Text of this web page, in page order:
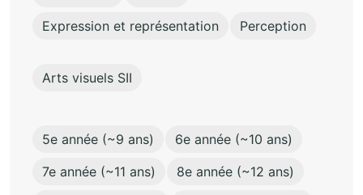
Expression et représentation
Perception
Arts visuels SII
5e année (~9 ans)
6e année (~10 ans)
7e année (~11 ans)
8e année (~12 ans)